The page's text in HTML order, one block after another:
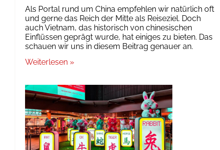
Als Portal rund um China empfehlen wir natürlich oft
und gerne das Reich der Mitte als Reiseziel. Doch
auch Vietnam, das historisch von chinesischen
Einflüssen geprägt wurde, hat einiges zu bieten. Das
schauen wir uns in diesem Beitrag genauer an.
Weiterlesen »